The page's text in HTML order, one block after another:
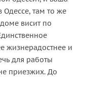
Одессе, там то же
висит по
жизнерадостнее и
для работы
приезжих. До